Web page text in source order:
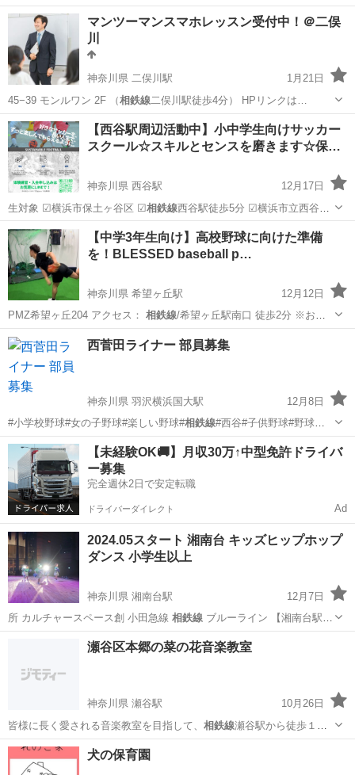
号： …
神奈川 横浜市
マンツーマンスマホレッスン受付中！＠二俣
川
神奈川県 二俣川駅
1月21日
45−39 モンルワン 2F （相鉄線 二俣川駅徒歩4分） HPリンクは…
神奈川 横浜市 二俣川駅 その他 マンツーマン
【西谷駅周辺活動中】小中学生向けサッカー
スクール☆スキルとセンスを磨きます☆保…
神奈川県 西谷駅
12月17日
生対象 ☑︎横浜市保土ヶ谷区 ☑︎相鉄線西谷駅徒歩5分 ☑︎横浜市立西谷中
学…
神奈川 横浜市 西谷駅 サッカー 無料
【中学3年生向け】高校野球に向けた準備
を！BLESSED baseball p…
神奈川県 希望ヶ丘駅
12月12日
PMZ希望ヶ丘204 アクセス： 相鉄線/希望ヶ丘駅南口 徒歩2分 ※お車
で…
神奈川 横浜市 希望ヶ丘駅 野球
パーソナルトレーニング
西菅田ライナー 部員募集
神奈川県 羽沢横浜国大駅
12月8日
#小学校野球#女の子野球#楽しい野球#相鉄線#西谷#子供野球#野球チ
ーム#少年野球…
神奈川 横浜市 羽沢横浜国大駅 野球 菅田
【未経験OK🚚】月収30万↑中型免許ドライバ
ー募集
完全週休2日で安定転職
ドライバーダイレクト Ad
2024.05スタート 湘南台 キッズヒップホップ
ダンス 小学生以上
神奈川県 湘南台駅
12月7日
所 カルチャースペース創 小田急線 相鉄線ブルーライン 【湘南台駅】
より徒歩5…藤沢市 湘南台駅 ヒップホップ 冬休み
瀬谷区本郷の菜の花音楽教室
神奈川県 瀬谷駅
10月26日
皆様に長く愛される音楽教室を目指して、 相鉄線瀬谷駅から徒歩１５
分の瀬谷教室で、 ピ…
神奈川 横浜市 瀬谷駅
犬の保育園